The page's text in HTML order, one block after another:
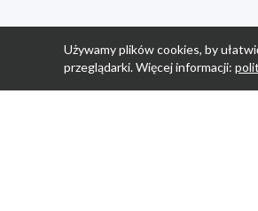
Używamy plików cookies, by
przeglądarki. Więcej informacji: